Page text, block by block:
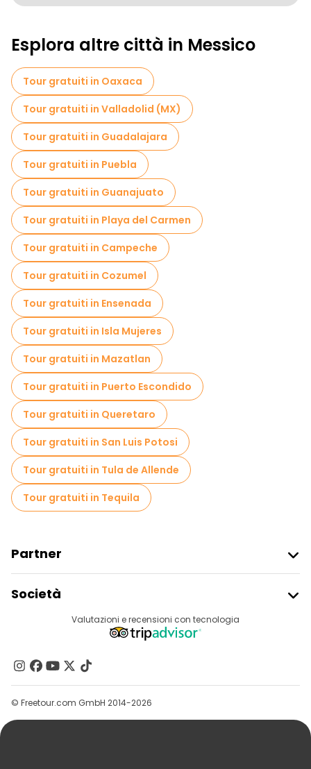
Attività sportive a Città del Messico
Visite autoguidate in Città del Messico
Musei in Città del Messico
Visita gratuita del centro storico Città del Messico
Visite al mercato in Città del Messico
Tour di degustazione locali in Città del Messico
Tour di Natale in Città del Messico
Gite giornaliere gratuite a Città del Messico
Passeggiate notturne gratuite a Città del Messico
Tour in bicicletta a Città del Messico
Tour gastronomici a Città del Messico
Tour gratuiti nelle vicinanze Palacio de Bellas Artes
Tour gratuiti nelle vicinanze Frida Kahlo Museum
Esplora altre città in Messico
Tour gratuiti in Oaxaca
Tour gratuiti in Valladolid (MX)
Tour gratuiti in Guadalajara
Tour gratuiti in Puebla
Tour gratuiti in Guanajuato
Tour gratuiti in Playa del Carmen
Tour gratuiti in Campeche
Tour gratuiti in Cozumel
Tour gratuiti in Ensenada
Tour gratuiti in Isla Mujeres
Tour gratuiti in Mazatlan
Tour gratuiti in Puerto Escondido
Tour gratuiti in Queretaro
Tour gratuiti in San Luis Potosi
Tour gratuiti in Tula de Allende
Tour gratuiti in Tequila
Partner
Accesso Del Fornitore
Programma Di Affiliazione
Società
Destinazioni
Contattaci
Gruppi
Aiuto
Valutazioni e recensioni con tecnologia
© Freetour.com GmbH 2014-2026